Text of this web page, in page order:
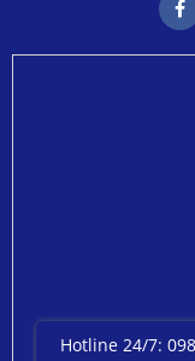
Hotline 24/7: